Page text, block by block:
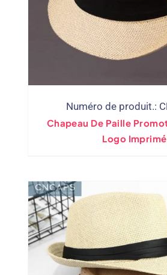
Numéro de produit.:
Chapeau De Paille
Logo Imprimé